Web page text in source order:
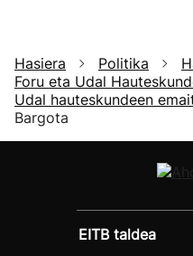
Hasiera Politika
Foru eta Udal
Udal hauteskundeen
Bargota
EITB taldea